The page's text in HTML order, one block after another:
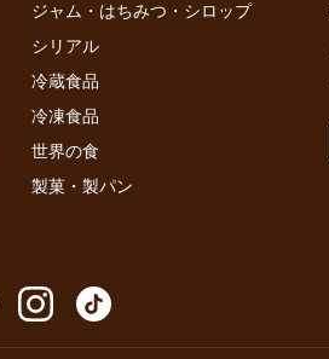
ジャム・はちみつ・シロップ
シリアル
冷蔵食品
冷凍食品
世界の食
製菓・製パン